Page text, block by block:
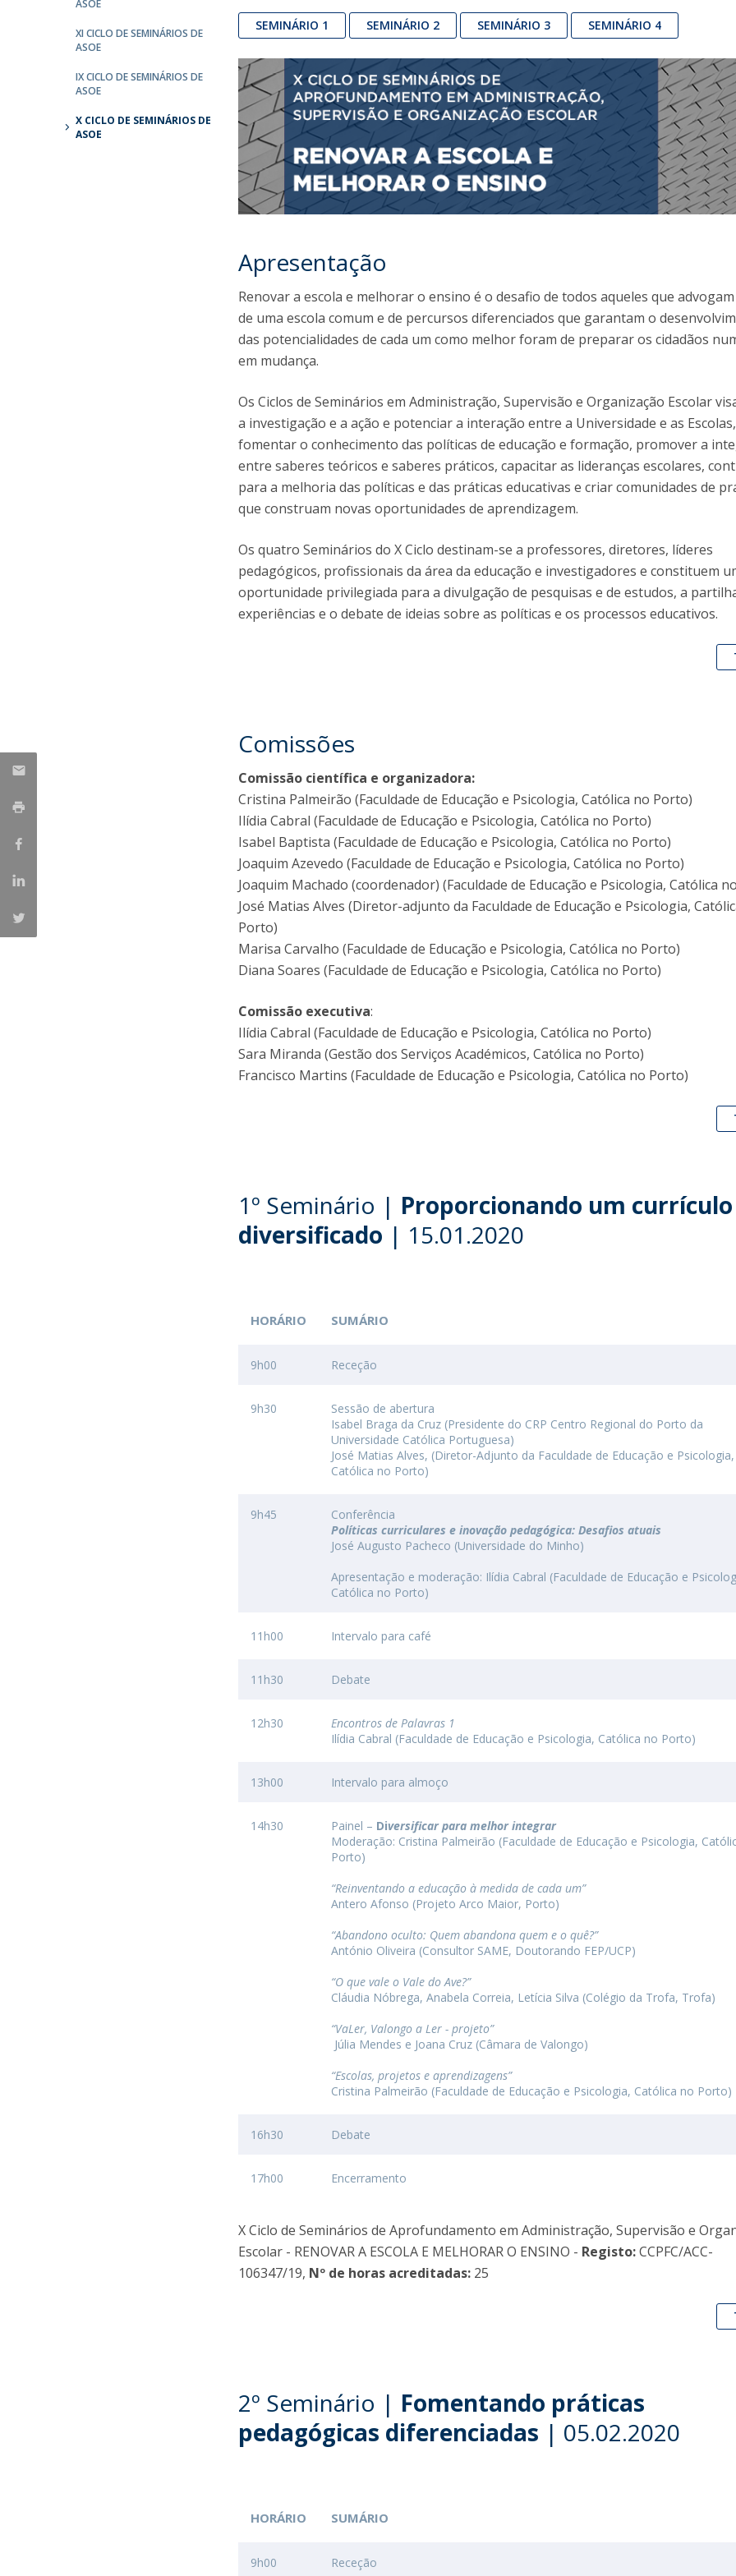
Research Centre for Human Development
Human Neurobehavioral Laboratory |
HNL
Educação
Iniciativas Nacionais
Alumni
Associação de Antigos Alunos de Psicologia
ASOE
XI CICLO DE SEMINÁRIOS DE
ASOE
IX CICLO DE SEMINÁRIOS DE
ASOE
X CICLO DE SEMINÁRIOS DE
ASOE
SEMINÁRIO 1 SEMINÁRIO 2 SEMINÁRIO 3 SEMINÁRIO 4
Apresentação
Renovar a escola e melhorar o ensino é o desafio de todos aqueles que
de uma escola comum e de percursos diferenciados que garantam o
das potencialidades de cada um como melhor foram de preparar os cidadãos
em mudança.
Os Ciclos de Seminários em Administração, Supervisão e Organização Escolar
a investigação e a ação e potenciar a interação entre a Universidade e as Escolas,
fomentar o conhecimento das políticas de educação e formação, promover a
entre saberes teóricos e saberes práticos, capacitar as lideranças escolares,
para a melhoria das políticas e das práticas educativas e criar comunidades de
que construam novas oportunidades de aprendizagem.
Os quatro Seminários do X Ciclo destinam-se a professores, diretores, líderes
pedagógicos, profissionais da área da educação e investigadores e constituem
oportunidade privilegiada para a divulgação de pesquisas e de estudos, a
experiências e o debate de ideias sobre as políticas e os processos educativos.
Comissões
Comissão científica e organizadora:
Cristina Palmeirão (Faculdade de Educação e Psicologia, Católica no Porto)
Ilídia Cabral (Faculdade de Educação e Psicologia, Católica no Porto)
Isabel Baptista (Faculdade de Educação e Psicologia, Católica no Porto)
Joaquim Azevedo (Faculdade de Educação e Psicologia, Católica no Porto)
Joaquim Machado (coordenador) (Faculdade de Educação e Psicologia, Católica
José Matias Alves (Diretor-adjunto da Faculdade de Educação e Psicologia,
Porto)
Marisa Carvalho (Faculdade de Educação e Psicologia, Católica no Porto)
Diana Soares (Faculdade de Educação e Psicologia, Católica no Porto)
Comissão executiva:
Ilídia Cabral (Faculdade de Educação e Psicologia, Católica no Porto)
Sara Miranda (Gestão dos Serviços Académicos, Católica no Porto)
Francisco Martins (Faculdade de Educação e Psicologia, Católica no Porto)
1º Seminário | Proporcionando um currículo
diversificado | 15.01.2020
HORÁRIO SUMÁRIO
9h00 Receção
9h30
Sessão de abertura
Isabel Braga da Cruz (Presidente do CRP Centro Regional do Porto da
Universidade Católica Portuguesa)
José Matias Alves, (Diretor-Adjunto da Faculdade de Educação e Psicologia,
Católica no Porto)
9h45
Conferência
Políticas curriculares e inovação pedagógica: Desafios atuais
José Augusto Pacheco (Universidade do Minho)
Apresentação e moderação: Ilídia Cabral (Faculdade de Educação e
Católica no Porto)
11h00 Intervalo para café
11h30 Debate
12h30
Encontros de Palavras 1
Ilídia Cabral (Faculdade de Educação e Psicologia, Católica no Porto)
13h00 Intervalo para almoço
14h30 Painel – Diversificar para melhor integrar
Moderação: Cristina Palmeirão (Faculdade de Educação e Psicologia,
Porto)
“Reinventando a educação à medida de cada um”
Antero Afonso (Projeto Arco Maior, Porto)
“Abandono oculto: Quem abandona quem e o quê?”
António Oliveira (Consultor SAME, Doutorando FEP/UCP)
“O que vale o Vale do Ave?”
Cláudia Nóbrega, Anabela Correia, Letícia Silva (Colégio da Trofa, Trofa)
“VaLer, Valongo a Ler - projeto”
Júlia Mendes e Joana Cruz (Câmara de Valongo)
“Escolas, projetos e aprendizagens”
Cristina Palmeirão (Faculdade de Educação e Psicologia, Católica no Porto)
16h30 Debate
17h00 Encerramento
X Ciclo de Seminários de Aprofundamento em Administração, Supervisão e
Escolar - RENOVAR A ESCOLA E MELHORAR O ENSINO - Registo:CCPFC/ACC-
106347/19, Nº de horas acreditadas: 25
2º Seminário | Fomentando práticas
pedagógicas diferenciadas | 05.02.2020
HORÁRIO SUMÁRIO
9h00 Receção